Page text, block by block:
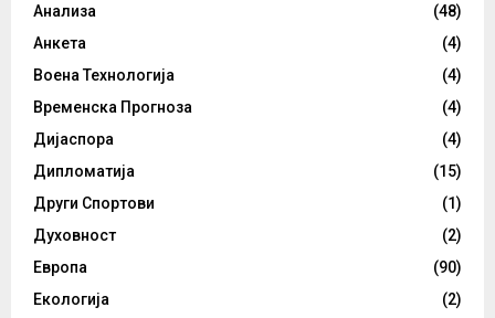
Анализа
(48)
Анкета
(4)
Воена Технологија
(4)
Временска Прогноза
(4)
Дијаспора
(4)
Дипломатија
(15)
Други Спортови
(1)
Духовност
(2)
Европа
(90)
Екологија
(2)